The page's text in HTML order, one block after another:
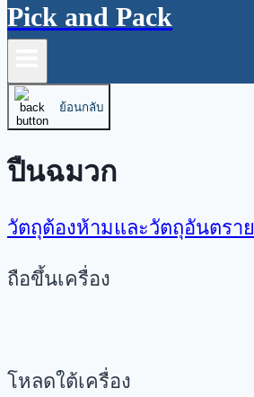
Pick and Pack
ย้อนกลับ
ปืนฉมวก
วัตถุต้องห้ามและวัตถุอันตราย
ถือขึ้นเครื่อง
โหลดใต้เครื่อง